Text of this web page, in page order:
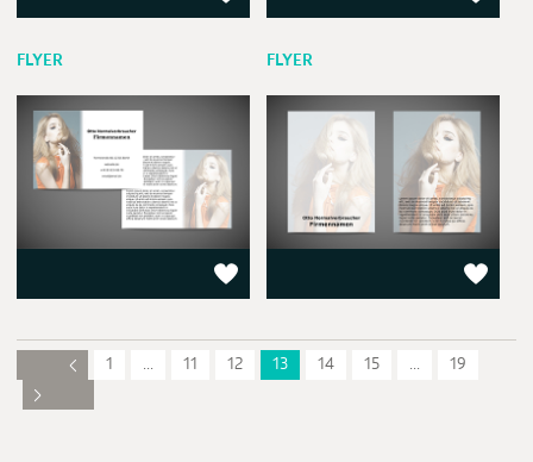
FLYER FLYER
1 ... 11 12 13 14 15 ... 19